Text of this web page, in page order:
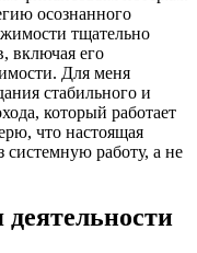
осознанного
тщательно
включая его
Для меня
стабильного и
который работает
что настоящая
системную работу, а не